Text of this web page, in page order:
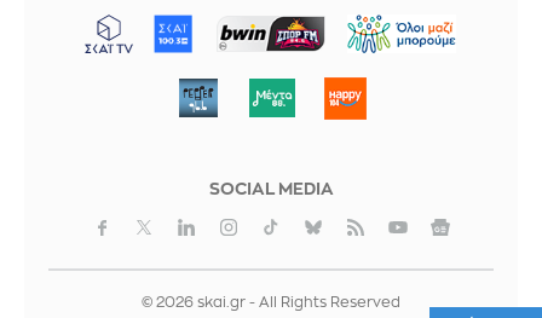
ΜΠΟΡΟΥΜΕ
SOCIAL MEDIA
© 2026 skai.gr - All Rights Reserved